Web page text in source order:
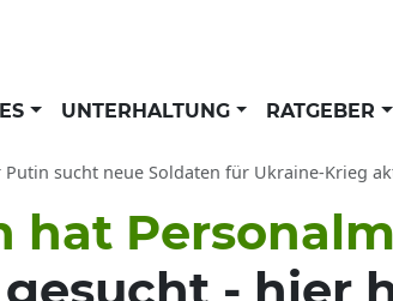
UNTERHALTUNG RATGEBER
sucht neue Soldaten für Ukraine-Krieg